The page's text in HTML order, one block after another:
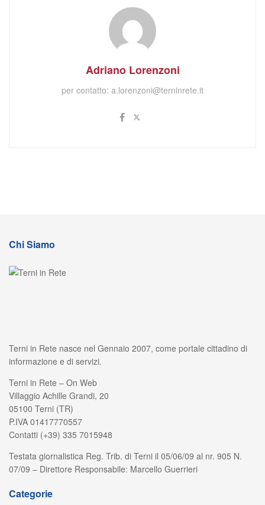
Adriano Lorenzoni
per contatto: a.lorenzoni@terninrete.it
Chi Siamo
Terni in Rete nasce nel Gennaio 2007, come portale cittadino di
informazione e di servizi.
Terni in Rete – On Web
Villaggio Achille Grandi, 20
05100 Terni (TR)
P.IVA 01417770557
Contatti (+39) 335 7015948
Testata giornalistica Reg. Trib. di Terni il 05/06/09 al nr. 905 N.
07/09 – Direttore Responsabile: Marcello Guerrieri
Categorie